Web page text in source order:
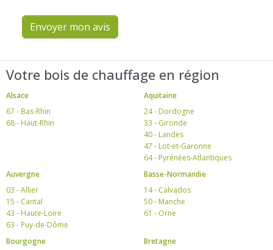
Envoyer mon avis
Votre bois de chauffage en région
Alsace
67 - Bas-Rhin
68 - Haut-Rhin
Aquitaine
24 - Dordogne
33 - Gironde
40 - Landes
47 - Lot-et-Garonne
64 - Pyrénées-Atlantiques
Auvergne
03 - Allier
15 - Cantal
43 - Haute-Loire
63 - Puy-de-Dôme
Basse-Normandie
14 - Calvados
50 - Manche
61 - Orne
Bourgogne
Bretagne